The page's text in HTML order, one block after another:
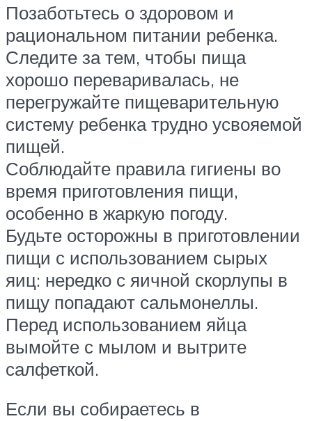
Позаботьтесь о здоровом и
рациональном питании ребенка.
Следите за тем, чтобы пища
хорошо переваривалась, не
перегружайте пищеварительную
систему ребенка трудно усвояемой
пищей.
Соблюдайте правила гигиены во
время приготовления пищи,
особенно в жаркую погоду.
Будьте осторожны в приготовлении
пищи с использованием сырых
яиц: нередко с яичной скорлупы в
пищу попадают сальмонеллы.
Перед использованием яйца
вымойте с мылом и вытрите
салфеткой.
Если вы собираетесь в